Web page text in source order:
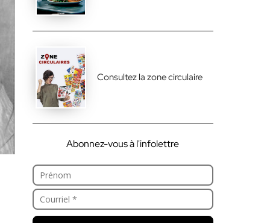
Consultez la zone circulaire
Abonnez-vous à l'infolettre